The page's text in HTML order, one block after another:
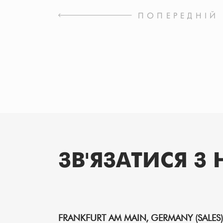
ПОПЕРЕДНІЙ
ЗВ'ЯЗАТИСЯ З
FRANKFURT AM MAIN, GERMANY (SALES)